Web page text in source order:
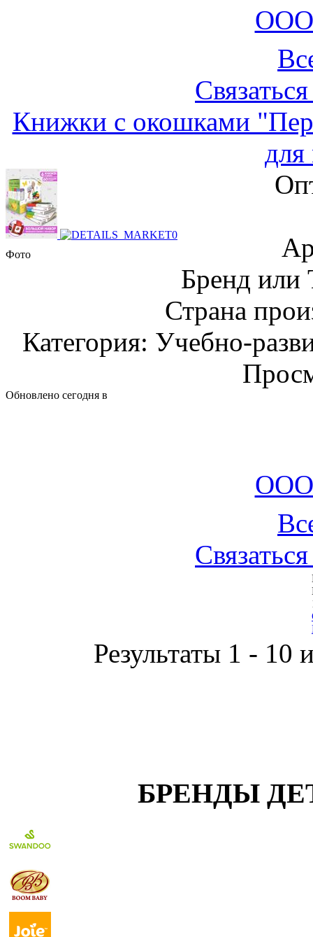
ООО
Книжки с окошками
Фото
Бренд или
Страна
Категория: Учебно-
Обновлено сегодня в
ООО
Результаты 1 - 10
БРЕНДЫ